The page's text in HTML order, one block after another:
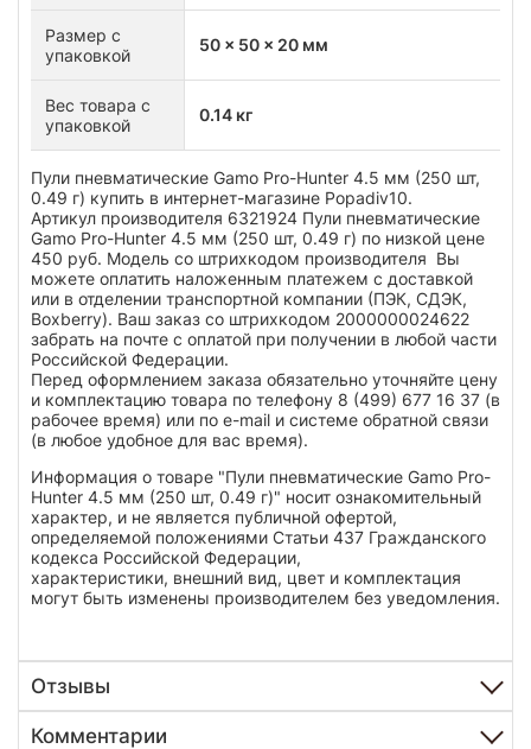
Размер с
упаковкой
50 x 50 x 20 мм
Вес товара с
упаковкой
0.14 кг
Пули пневматические Gamo Pro-Hunter 4.5 мм (250 шт,
0.49 г) купить в интернет-магазине Popadiv10.
Артикул производителя 6321924 Пули пневматические
Gamo Pro-Hunter 4.5 мм (250 шт, 0.49 г) по низкой цене
450 руб. Модель со штрихкодом производителя Вы
можете оплатить наложенным платежем с доставкой
или в отделении транспортной компании (ПЭК, СДЭК,
Boxberry). Ваш заказ со штрихкодом 2000000024622
забрать на почте с оплатой при получении в любой части
Российской Федерации.
Перед оформлением заказа обязательно уточняйте цену
и комплектацию товара по телефону 8 (499) 677 16 37 (в
рабочее время) или по e-mail и системе обратной связи
(в любое удобное для вас время).
Информация о товаре "Пули пневматические Gamo Pro-
Hunter 4.5 мм (250 шт, 0.49 г)" носит ознакомительный
характер, и не является публичной офертой,
определяемой положениями Статьи 437 Гражданского
кодекса Российской Федерации,
характеристики, внешний вид, цвет и комплектация
могут быть изменены производителем без уведомления.
Отзывы
Комментарии